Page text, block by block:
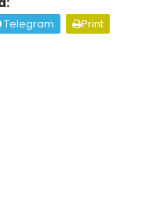
Telegram Print